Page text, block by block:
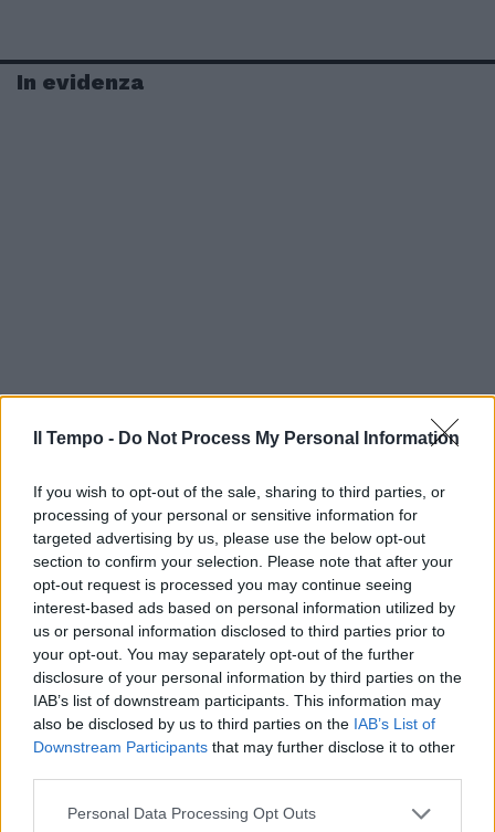
Il Tempo - Do Not Process My Personal Information
If you wish to opt-out of the sale, sharing to third parties, or
processing of your personal or sensitive information for
targeted advertising by us, please use the below opt-out
section to confirm your selection. Please note that after your
opt-out request is processed you may continue seeing
interest-based ads based on personal information utilized by
us or personal information disclosed to third parties prior to
your opt-out. You may separately opt-out of the further
disclosure of your personal information by third parties on the
IAB’s list of downstream participants. This information may
also be disclosed by us to third parties on the IAB’s List of
Downstream Participants that may further disclose it to other
Personal Data Processing Opt Outs
In evidenza